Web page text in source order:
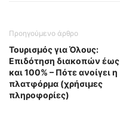
Προηγούμενο άρθρο
Τουρισμός για Όλους:
Επιδότηση διακοπών έως
και 100% – Πότε ανοίγει η
πλατφόρμα (χρήσιμες
πληροφορίες)